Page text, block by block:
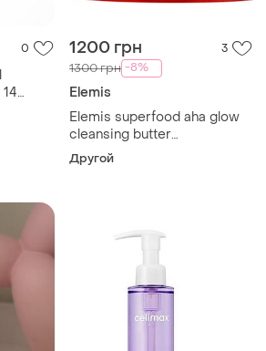
0 1200 грн 3
1300 грн -8%
Elemis
Elemis superfood aha glow
cleansing butter
многофункциональный
масляный средство 3-в-1
Другой